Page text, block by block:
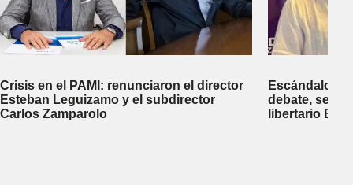
Crisis en el PAMI: renunciaron el director
Esteban Leguizamo y el subdirector
Carlos Zamparolo
Escándalo
debate, se
libertario